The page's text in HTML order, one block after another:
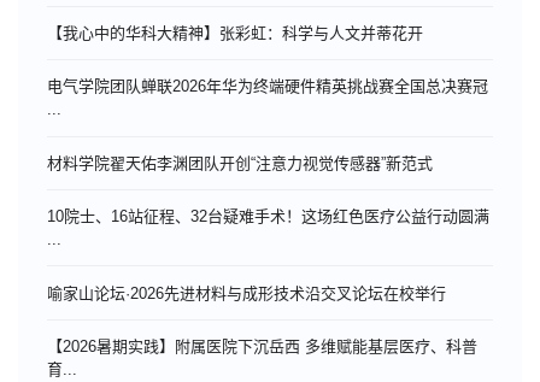
【我心中的华科大精神】张彩虹：科学与人文并蒂花开
电气学院团队蝉联2026年华为终端硬件精英挑战赛全国总决赛冠
...
材料学院翟天佑李渊团队开创“注意力视觉传感器”新范式
10院士、16站征程、32台疑难手术！这场红色医疗公益行动圆满
...
喻家山论坛·2026先进材料与成形技术沿交叉论坛在校举行
【2026暑期实践】附属医院下沉岳西 多维赋能基层医疗、科普
育...